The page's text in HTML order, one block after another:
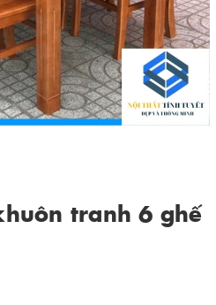
tranh 6 ghế